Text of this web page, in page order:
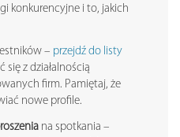
konkurencyjne i to, jakich
– przejdź do listy
się z działalnością
firm. Pamiętaj, że
nowe profile.
na spotkania –